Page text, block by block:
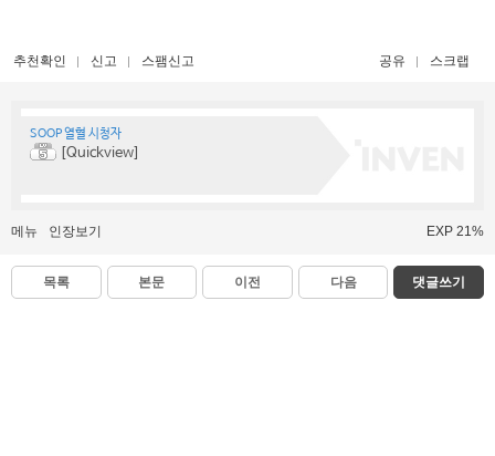
추천확인 신고 스팸신고 공유 스크랩
SOOP 열혈 시청자
[Quickview]
메뉴 인장보기 EXP 21%
목록 본문 이전 다음 댓글쓰기